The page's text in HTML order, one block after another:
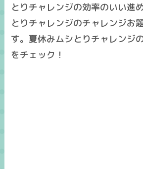
とりチャレンジの効率のいい進
とりチャレンジのチャレンジお
す。夏休みムシとりチャレンジ
をチェック！